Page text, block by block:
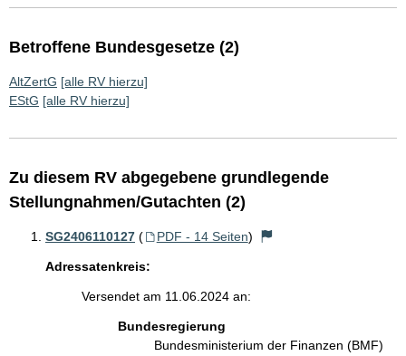
Betroffene Bundesgesetze (2)
AltZertG [alle RV hierzu]
EStG [alle RV hierzu]
Zu diesem RV abgegebene grundlegende
Stellungnahmen/Gutachten (2)
SG2406110127 ( PDF - 14 Seiten)
Adressatenkreis:
Versendet am 11.06.2024 an:
Bundesregierung
Bundesministerium der Finanzen (BMF)